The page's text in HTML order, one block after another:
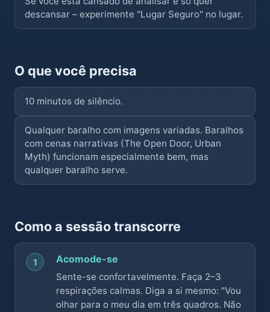
descansar – experimente "Lugar Seguro" no lugar.
O que você precisa
10 minutos de silêncio.
Qualquer baralho com imagens variadas. Baralhos
com cenas narrativas (The Open Door, Urban
Myth) funcionam especialmente bem, mas
qualquer baralho serve.
Como a sessão transcorre
1 Acomode-se
Sente-se confortavelmente. Faça 2–3
respirações calmas. Diga a si mesmo: "Vou
olhar para o meu dia em três quadros. Não